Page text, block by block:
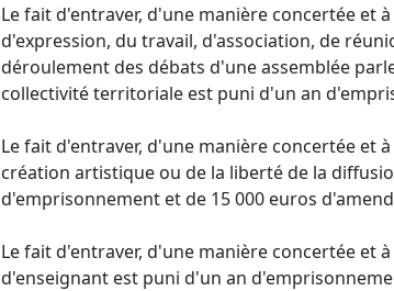
Le fait d'entraver, d'une manière concertée et
d'expression, du travail, d'association, de
déroulement des débats d'une assemblée
collectivité territoriale est puni d'un an
Le fait d'entraver, d'une manière concertée et
création artistique ou de la liberté de la
d'emprisonnement et de 15 000 euros
Le fait d'entraver, d'une manière concertée et
d'enseignant est puni d'un an